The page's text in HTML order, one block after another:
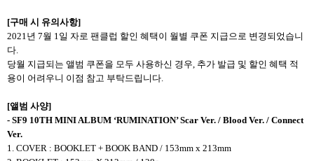
[구매 시 유의사항]
2021년 7월 1일 자로 팬클럽 할인 혜택이 월별 쿠폰 지급으로 변경되었습니
다.
당월 지급되는 앨범 쿠폰을 모두 사용하신 경우, 추가 발급 및 할인 혜택 적
용이 어려우니 이점 참고 부탁드립니다.
[앨범 사양]
- SF9 10TH MINI ALBUM ‘RUMINATION’ Scar Ver. / Blood Ver. / Connect
Ver.
1. COVER : BOOKLET + BOOK BAND / 153mm x 213mm